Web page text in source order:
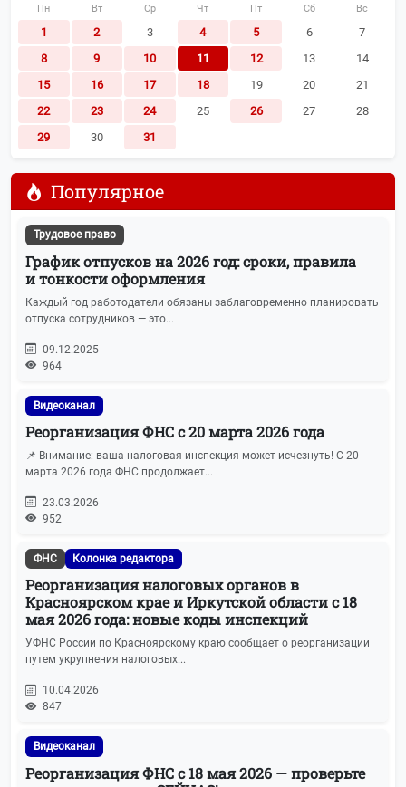
Пн Вт Ср Чт Пт Сб Вс
1 2 3 4 5 6
7
8
9 10 11 12 13
14
15
16 17 18 19 20
21
22
23 24 25 26 27
28
29
30 31
Популярное
Трудовое право
График отпусков на 2026 год: сроки, правила
и тонкости оформления
Каждый год работодатели обязаны заблаговременно планировать
отпуска сотрудников — это...
09.12.2025
964
Видеоканал
Реорганизация ФНС с 20 марта 2026 года
📌 Внимание: ваша налоговая инспекция может исчезнуть! С 20
марта 2026 года ФНС продолжает...
23.03.2026
952
ФНС Колонка редактора
Реорганизация налоговых органов в
Красноярском крае и Иркутской области с 18
мая 2026 года: новые коды инспекций
УФНС России по Красноярскому краю сообщает о реорганизации
путем укрупнения налоговых...
10.04.2026
847
Видеоканал
Реорганизация ФНС с 18 мая 2026 — проверьте